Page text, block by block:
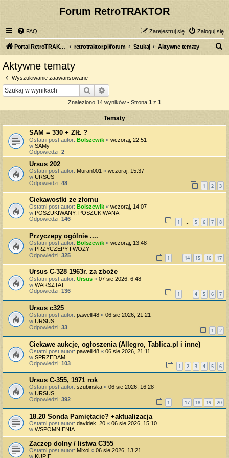
Forum RetroTRAKTOR
FAQ Zaloguj się
Zarejestruj się
Portal RetroTRAKTOR.pl retrotraktor.pl/forum Szukaj Aktywne tematy
Aktywne tematy
Wyszukiwanie zaawansowane
Szukaj
Znaleziono 14 wyników • Strona 1 z 1
Tematy
SAM = 330 + ZIŁ ?
Ostatni post autor: Bolszewik « wczoraj, 22:51
w SAMy
Odpowiedzi: 2
Ursus 202
Ostatni post autor: Muran001 « wczoraj, 15:37
w URSUS
Odpowiedzi: 48 1 2 3
Ciekawostki ze złomu
Ostatni post autor: Bolszewik « wczoraj, 14:07
w POSZUKIWANY, POSZUKIWANA
Odpowiedzi: 146 1 … 5 6 7 8
Przyczepy ogólnie ....
Ostatni post autor: Bolszewik « wczoraj, 13:48
w PRZYCZEPY I WOZY
Odpowiedzi: 325 1 14 15 16 17
Ursus C-328 1963r. za zboże
Ostatni post autor: Ursus « 07 sie 2026, 6:48
w WARSZTAT
Odpowiedzi: 136 1 4 5 6 7
Ursus c325
Ostatni post autor: pawelll48 « 06 sie 2026, 21:21
w URSUS
Odpowiedzi: 33 1 2
Ciekawe aukcje, ogłoszenia (Allegro, Tablica.pl i inne)
Ostatni post autor: pawelll48 « 06 sie 2026, 21:11
w SPRZEDAM
Odpowiedzi: 103 1 2 3 4 5 6
Ursus C-355, 1971 rok
Ostatni post autor: szubinska « 06 sie 2026, 16:28
w URSUS
Odpowiedzi: 392 1 … 17 18 19 20
18.20 Sonda Pamiętacie? +aktualizacja
Ostatni post autor: davidek_20 « 06 sie 2026, 15:10
w WSPOMNIENIA
Zaczep dolny / listwa C355
Ostatni post autor: Mixol « 06 sie 2026, 13:21
w KUPIĘ